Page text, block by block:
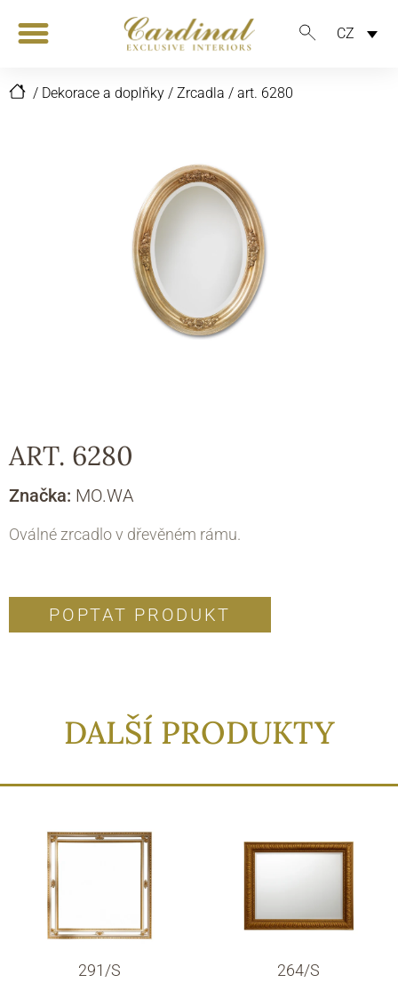
CZ
/ Dekorace a doplňky / Zrcadla / art. 6280
ART. 6280
Značka: MO.WA
Oválné zrcadlo v dřevěném rámu.
POPTAT PRODUKT
DALŠÍ PRODUKTY
291/S 264/S